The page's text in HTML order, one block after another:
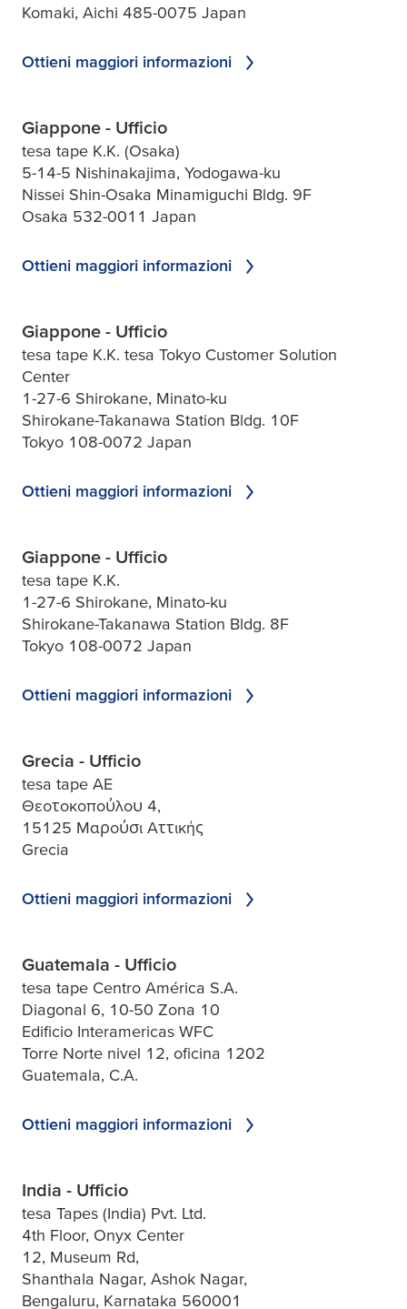
Komaki, Aichi 485-0075 Japan
Ottieni maggiori informazioni
Giappone - Ufficio
tesa tape K.K. (Osaka)
5-14-5 Nishinakajima, Yodogawa-ku
Nissei Shin-Osaka Minamiguchi Bldg. 9F
Osaka 532-0011 Japan
Ottieni maggiori informazioni
Giappone - Ufficio
tesa tape K.K. tesa Tokyo Customer Solution
Center
1-27-6 Shirokane, Minato-ku
Shirokane-Takanawa Station Bldg. 10F
Tokyo 108-0072 Japan
Ottieni maggiori informazioni
Giappone - Ufficio
tesa tape K.K.
1-27-6 Shirokane, Minato-ku
Shirokane-Takanawa Station Bldg. 8F
Tokyo 108-0072 Japan
Ottieni maggiori informazioni
Grecia - Ufficio
tesa tape AE
Θεοτοκοπούλου 4,
15125 Μαρούσι Αττικής
Grecia
Ottieni maggiori informazioni
Guatemala - Ufficio
tesa tape Centro América S.A.
Diagonal 6, 10-50 Zona 10
Edificio Interamericas WFC
Torre Norte nivel 12, oficina 1202
Guatemala, C.A.
Ottieni maggiori informazioni
India - Ufficio
tesa Tapes (India) Pvt. Ltd.
4th Floor, Onyx Center
12, Museum Rd,
Shanthala Nagar, Ashok Nagar,
Bengaluru, Karnataka 560001